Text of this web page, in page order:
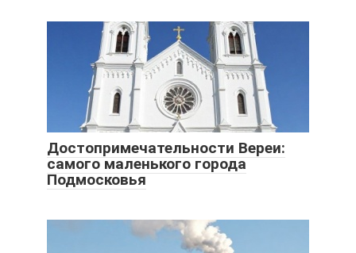
Достопримечательности Вереи:
самого маленького города
Подмосковья